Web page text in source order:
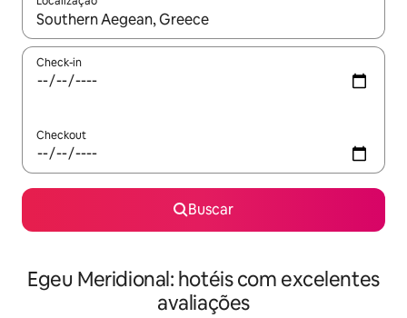
Quando os resultados estiverem disponíveis, explore-os
Check-in
Checkout
Buscar
Egeu Meridional: hotéis com excelentes
avaliações